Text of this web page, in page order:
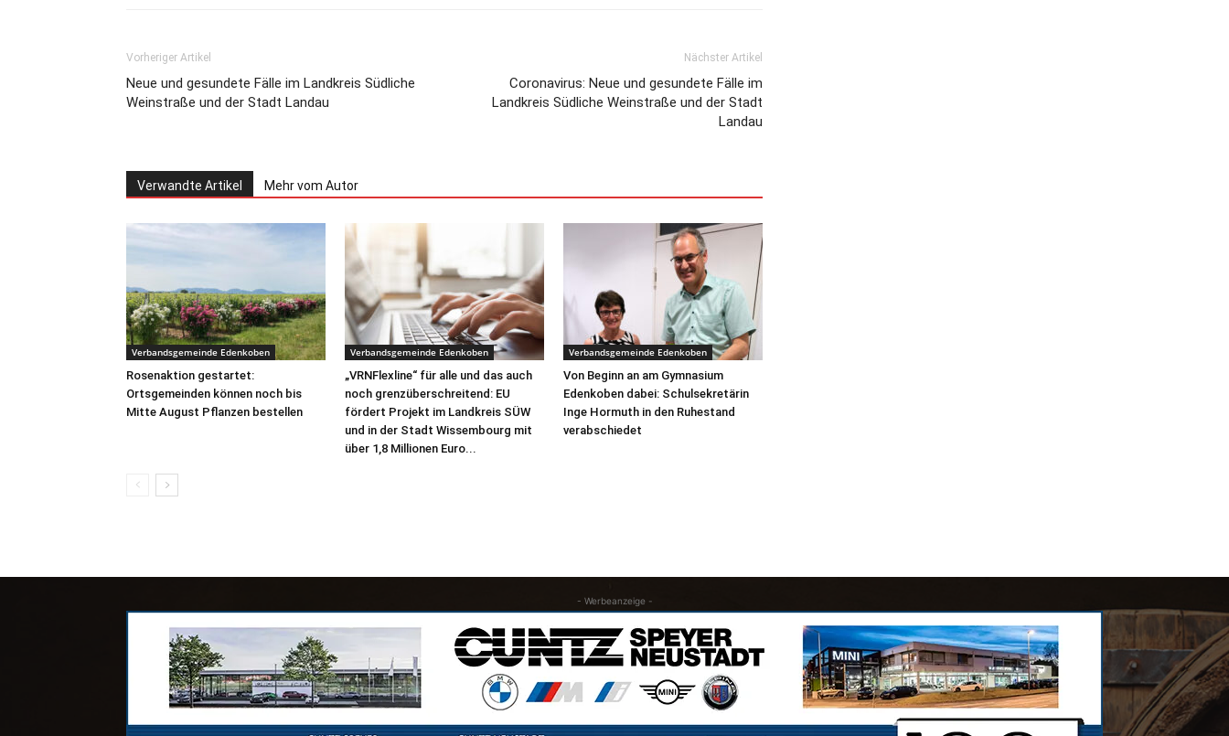
Vorheriger Artikel
Neue und gesundete Fälle im Landkreis Südliche
Weinstraße und der Stadt Landau
Nächster Artikel
Coronavirus: Neue und gesundete Fälle im
Landkreis Südliche Weinstraße und der Stadt
Landau
Verwandte Artikel Mehr vom Autor
Verbandsgemeinde Edenkoben
Rosenaktion gestartet:
Ortsgemeinden können noch bis
Mitte August Pflanzen bestellen
Verbandsgemeinde Edenkoben
„VRNFlexline“ für alle und das auch
noch grenzüberschreitend: EU
fördert Projekt im Landkreis SÜW
und in der Stadt Wissembourg mit
über 1,8 Millionen Euro...
Verbandsgemeinde Edenkoben
Von Beginn an am Gymnasium
Edenkoben dabei: Schulsekretärin
Inge Hormuth in den Ruhestand
verabschiedet
- Werbeanzeige -